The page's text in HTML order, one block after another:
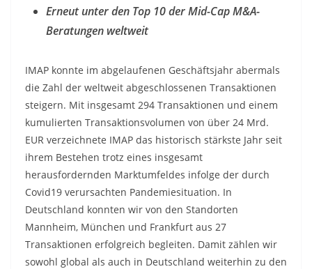
Erneut unter den Top 10 der Mid-Cap M&A-
Beratungen weltweit
IMAP konnte im abgelaufenen Geschäftsjahr abermals
die Zahl der weltweit abgeschlossenen Transaktionen
steigern. Mit insgesamt 294 Transaktionen und einem
kumulierten Transaktionsvolumen von über 24 Mrd.
EUR verzeichnete IMAP das historisch stärkste Jahr seit
ihrem Bestehen trotz eines insgesamt
herausfordernden Marktumfeldes infolge der durch
Covid19 verursachten Pandemiesituation. In
Deutschland konnten wir von den Standorten
Mannheim, München und Frankfurt aus 27
Transaktionen erfolgreich begleiten. Damit zählen wir
sowohl global als auch in Deutschland weiterhin zu den